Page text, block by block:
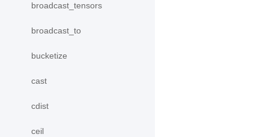
broadcast_tensors
broadcast_to
bucketize
cast
cdist
ceil